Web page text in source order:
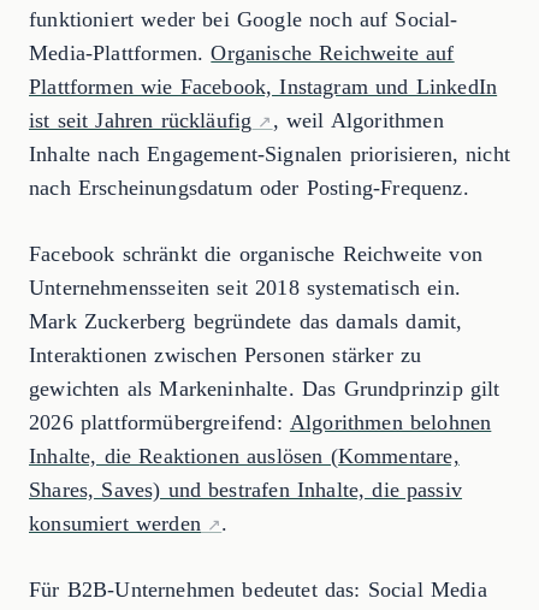
funktioniert weder bei Google noch auf Social-
Media-Plattformen.Organische Reichweite auf
Plattformen wie Facebook, Instagram und LinkedIn
ist seit Jahren rückläufig
, weil Algorithmen
Inhalte nach Engagement-Signalen priorisieren, nicht
nach Erscheinungsdatum oder Posting-Frequenz.
Facebook schränkt die organische Reichweite von
Unternehmensseiten seit 2018 systematisch ein.
Mark Zuckerberg begründete das damals damit,
Interaktionen zwischen Personen stärker zu
gewichten als Markeninhalte. Das Grundprinzip gilt
2026 plattformübergreifend: Algorithmen belohnen
Inhalte, die Reaktionen auslösen (Kommentare,
Shares, Saves) und bestrafen Inhalte, die passiv
konsumiert werden
.
Für B2B-Unternehmen bedeutet das: Social Media